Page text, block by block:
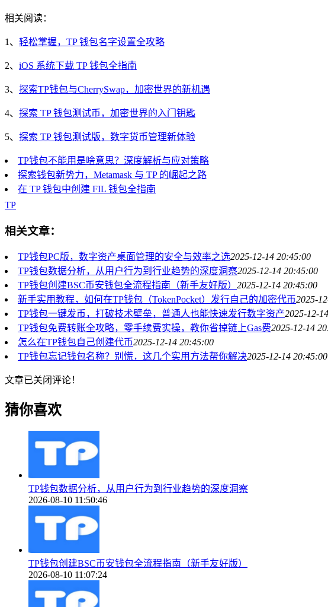
相关阅读：
1、 轻松掌握，TP 钱包名字设置全攻略
2、 iOS 系统下载 TP 钱包全指南
3、 探索TP钱包与CherrySwap，加密世界的新机遇
4、 探索 TP 钱包测试币，加密世界的入门钥匙
5、 探索 TP 钱包测试版，数字货币管理新体验
TP钱包不能用是啥意思？深度解析与应对策略
探索钱包新势力，Metamask 与 TP 的崛起之路
在 TP 钱包中创建 FIL 钱包全指南
TP
相关文章：
TP钱包PC版，数字资产桌面管理的安全与效率之选2025-12-14 20:45:00
TP钱包数据分析，从用户行为到行业趋势的深度洞察2025-12-14 20:45:00
TP钱包创建BSC币安钱包全流程指南（新手友好版） 2025-12-14 20:45:00
新手实用教程，如何在TP钱包（TokenPocket）发行自己的加密代币2025-
TP钱包一键发币，打破技术壁垒，普通人也能快速发行数字资产2025-12-
TP钱包免费转账全攻略，零手续费实操，教你省掉链上Gas费2025-12-14
怎么在TP钱包自己创建代币2025-12-14 20:45:00
TP钱包忘记钱包名称？别慌，这几个实用方法帮你解决2025-12-14 20:45:00
文章已关闭评论！
猜你喜欢
TP钱包数据分析，从用户行为到行业趋势的深度洞察
2026-08-10 11:50:46
TP钱包创建BSC币安钱包全流程指南（新手友好版）
2026-08-10 11:07:24